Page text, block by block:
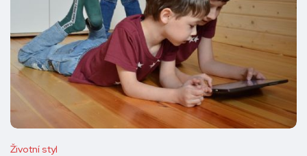
Životní styl